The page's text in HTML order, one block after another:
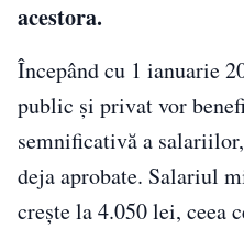
acestora.
Începând cu 1 ianuarie
public și privat vor
semnificativă a
deja aprobate. Salariul
crește la 4.050 lei, ceea